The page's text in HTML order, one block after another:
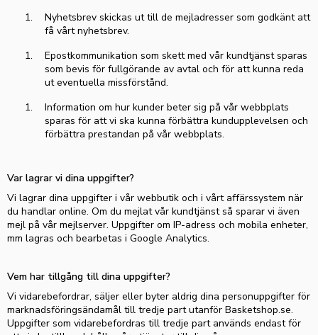
Nyhetsbrev skickas ut till de mejladresser som godkänt att
få vårt nyhetsbrev.
Epostkommunikation som skett med vår kundtjänst sparas
som bevis för fullgörande av avtal och för att kunna reda
ut eventuella missförstånd.
Information om hur kunder beter sig på vår webbplats
sparas för att vi ska kunna förbättra kundupplevelsen och
förbättra prestandan på vår webbplats.
Var lagrar vi dina uppgifter?
Vi lagrar dina uppgifter i vår webbutik och i vårt affärssystem när
du handlar online. Om du mejlat vår kundtjänst så sparar vi även
mejl på vår mejlserver. Uppgifter om IP-adress och mobila enheter,
mm lagras och bearbetas i Google Analytics.
Vem har tillgång till dina uppgifter?
Vi vidarebefordrar, säljer eller byter aldrig dina personuppgifter för
marknadsföringsändamål till tredje part utanför Basketshop.se.
Uppgifter som vidarebefordras till tredje part används endast för